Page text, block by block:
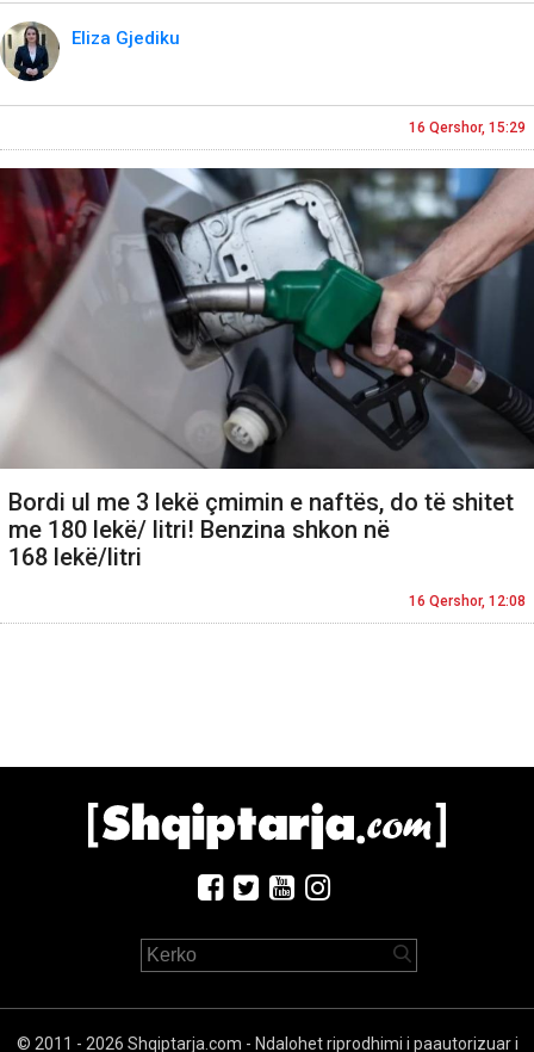
Eliza Gjediku
16 Qershor, 15:29
Bordi ul me 3 lekë çmimin e naftës, do të shitet
me 180 lekë/ litri! Benzina shkon në
168 lekë/litri
16 Qershor, 12:08
© 2011 - 2026 Shqiptarja.com - Ndalohet riprodhimi i paautorizuar i